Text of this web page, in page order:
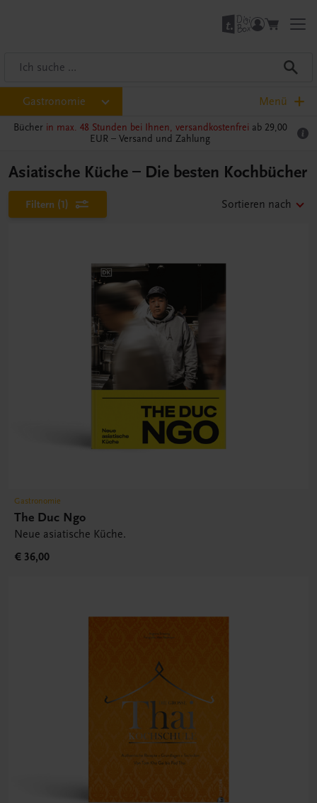
Gastronomie Menü
Bücher in max. 48 Stunden bei Ihnen, versandkostenfrei ab 29,00
EUR – Versand und Zahlung
Asiatische Küche – Die besten Kochbücher
Filtern (1) Sortieren nach
Gastronomie
The Duc Ngo
Neue asiatische Küche.
€ 36,00